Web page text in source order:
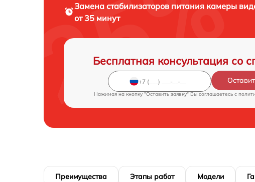
Замена стабилизаторов питания камеры
от 35 минут
Бесплатная консультация со
Нажимая на кнопку "Оставить заявку" Вы соглашаетесь c
Преимущества Этапы работ Модели